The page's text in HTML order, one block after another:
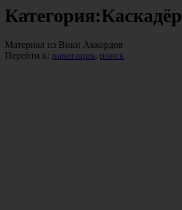
Категория:Каскадёр
Материал из Вики Аккордов
Перейти к: навигация, поиск